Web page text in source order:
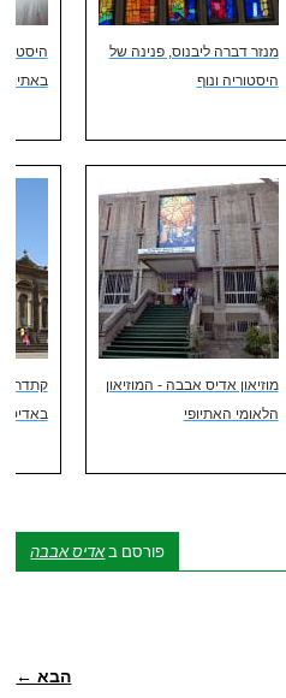
מנזר דברה ליבנוס, פנינה של
היסטוריה ונוף
מוזיאון אדיס אבבה - המוזיאון
הלאומי האתיופי
קתדרלת
באדיס
פורסם באדיס אבבה
הבא ←